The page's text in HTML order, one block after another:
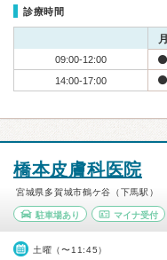
診療時間
月
09:00-12:00
14:00-17:00
橋本皮膚科医院
宮城県多賀城市鶴ケ谷（下馬駅）
駐車場あり マイナ受付
土曜（〜11:45）